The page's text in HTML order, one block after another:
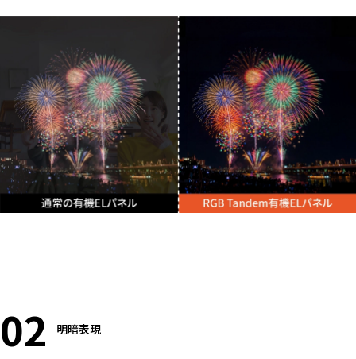
02 明暗表現